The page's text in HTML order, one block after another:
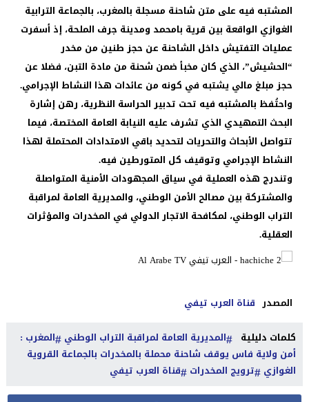
المشتبه فيه على متن شاحنة مسجلة بالمغرب، بالجماعة الترابية
الغوازي الواقعة بين قرية بامحمد ومدينة جرف الملحة، إذ أسفرت
عمليات التفتيش داخل الشاحنة عن حجز طنين من مخدر
“الحشيش”، الذي كان مخبأ ضمن شحنة من مادة التبن، فضلا عن
حجز مبلغ مالي يشتبه في كونه من عائدات هذا النشاط الإجرامي.
واحتُفظ بالمشتبه فيه تحت تدبير الحراسة النظرية، رهن إشارة
البحث التمهيدي الذي تشرف عليه النيابة العامة المختصة، فيما
تتواصل الأبحاث والتحريات لتحديد باقي الامتدادات المحتملة لهذا
النشاط الإجرامي وتوقيف كل المتورطين فيه.
وتندرج هذه العملية في سياق المجهودات الأمنية المتواصلة
والمشتركة بين مصالح الأمن الوطني، والمديرية العامة لمراقبة
التراب الوطني، لمكافحة الاتجار الدولي في المخدرات والمؤثرات
العقلية.
المصدر قناة العرب تيفي
كلمات دليلية
المديرية العامة لمراقبة التراب الوطني المغرب :
أمن ولاية فاس يوقف شاحنة محملة بالمخدرات بالجماعة القروية
الغوازي ترويج المخدرات قناة العرب تيفي